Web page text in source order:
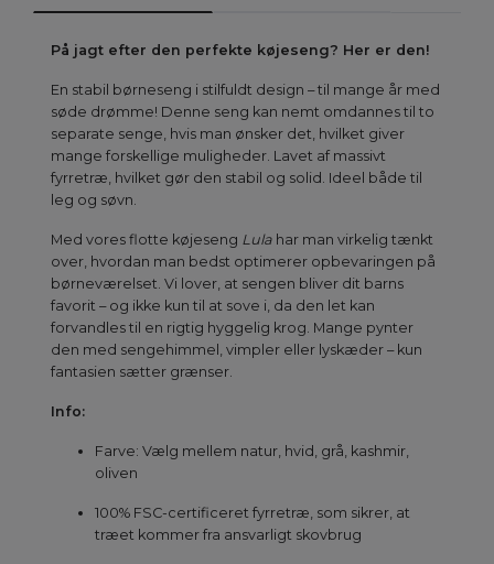
På jagt efter den perfekte køjeseng? Her er den!
En stabil børneseng i stilfuldt design – til mange år med
søde drømme! Denne seng kan nemt omdannes til to
separate senge, hvis man ønsker det, hvilket giver
mange forskellige muligheder. Lavet af massivt
fyrretræ, hvilket gør den stabil og solid. Ideel både til
leg og søvn.
Med vores flotte køjeseng Lula har man virkelig tænkt
over, hvordan man bedst optimerer opbevaringen på
børneværelset. Vi lover, at sengen bliver dit barns
favorit – og ikke kun til at sove i, da den let kan
forvandles til en rigtig hyggelig krog. Mange pynter
den med sengehimmel, vimpler eller lyskæder – kun
fantasien sætter grænser.
Info:
Farve: Vælg mellem natur, hvid, grå, kashmir,
oliven
100% FSC-certificeret fyrretræ, som sikrer, at
træet kommer fra ansvarligt skovbrug